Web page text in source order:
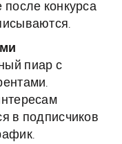
конкурса
пиар с
в подписчиков